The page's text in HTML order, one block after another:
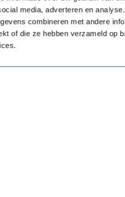
media, adverteren en
combineren met andere
of die ze hebben verzameld op
2025: welke past bij
op kantoor zit of een
wilt creëren, de juiste